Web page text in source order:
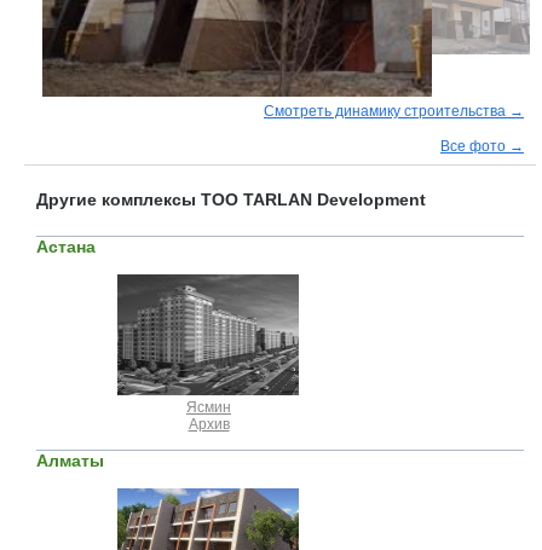
Смотреть динамику строительства →
Все фото →
Другие комплексы ТОО TARLAN Development
Астана
Ясмин
Архив
Алматы